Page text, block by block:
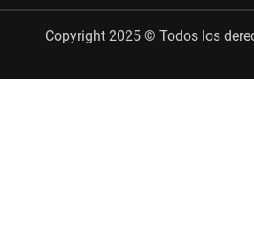
Copyright 2025 © Todos los